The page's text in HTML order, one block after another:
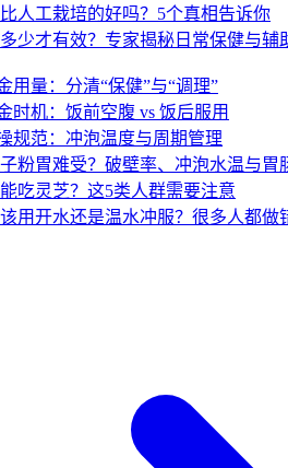
人工栽培的好吗？5个真相告诉你
少才有效？专家揭秘日常保健与辅
用量：分清“保健”与“调理”
时机：饭前空腹 vs 饭后服用
规范：冲泡温度与周期管理
粉胃难受？破壁率、冲泡水温与胃
吃灵芝？这5类人群需要注意
用开水还是温水冲服？很多人都做